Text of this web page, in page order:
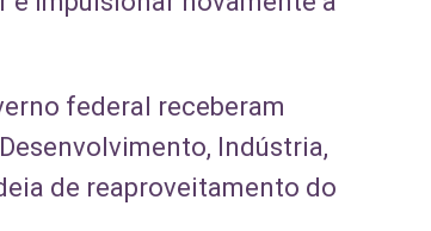
federal receberam
Indústria,
de reaproveitamento do